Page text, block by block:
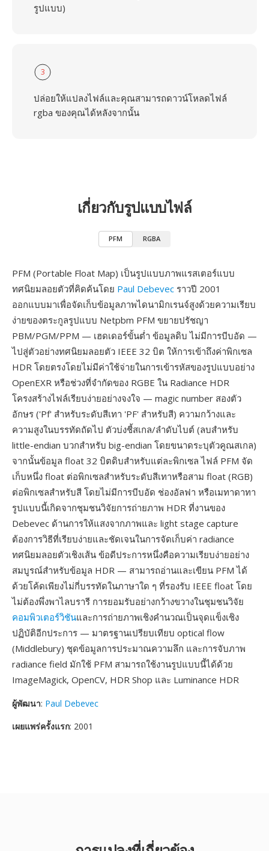
รูปแบบ)
3
ปล่อยให้แปลงไฟล์และคุณสามารถดาวน์โหลดไฟล์
rgba ของคุณได้หลังจากนั้น
เกี่ยวกับรูปแบบไฟล์
PFM RGBA
PFM (Portable Float Map) เป็นรูปแบบภาพแรสเตอร์แบบ
ทศนิยมลอยตัวที่คิดค้นโดย Paul Debevec ราวปี 2001
ออกแบบมาเพื่อจัดเก็บข้อมูลภาพไดนามิกเรนจ์สูงด้วยความเรียบ
ง่ายของตระกูลรูปแบบ Netpbm PFM ขยายปรัชญา
PBM/PGM/PPM — เฮดเดอร์ขั้นต่ำ ข้อมูลดิบ ไม่มีการบีบอัด —
ไปสู่ตัวอย่างทศนิยมลอยตัว IEEE 32 บิต ให้การเข้าถึงค่าพิกเซล
HDR โดยตรงโดยไม่มีค่าใช้จ่ายในการเข้ารหัสของรูปแบบอย่าง
OpenEXR หรือช่วงที่จำกัดของ RGBE ใน Radiance HDR
โครงสร้างไฟล์เรียบง่ายอย่างจงใจ — magic number สองตัว
อักษร ('Pf' สำหรับระดับสีเทา 'PF' สำหรับสี) ความกว้างและ
ความสูงในบรรทัดถัดไป ตัวบ่งชี้สเกล/ลำดับไบต์ (ลบสำหรับ
little-endian บวกสำหรับ big-endian โดยขนาดระบุตัวคูณสเกล)
จากนั้นข้อมูล float 32 บิตดิบสำหรับแต่ละพิกเซล ไฟล์ PFM จัด
เก็บหนึ่ง float ต่อพิกเซลสำหรับระดับสีเทาหรือสาม float (RGB)
ต่อพิกเซลสำหรับสี โดยไม่มีการบีบอัด ช่องอัลฟา หรือเมทาดาทา
รูปแบบนี้เกิดจากชุมชนวิจัยการถ่ายภาพ HDR ที่งานของ
Debevec ด้านการให้แสงจากภาพและ light stage capture
ต้องการวิธีที่เรียบง่ายและชัดเจนในการจัดเก็บค่า radiance
ทศนิยมลอยตัวเชิงเส้น ข้อดีประการหนึ่งคือความเรียบง่ายอย่าง
สมบูรณ์สำหรับข้อมูล HDR — สามารถอ่านและเขียน PFM ได้
ด้วยโค้ดเพียงไม่กี่บรรทัดในภาษาใด ๆ ที่รองรับ IEEE float โดย
ไม่ต้องพึ่งพาไลบรารี การยอมรับอย่างกว้างขวางในชุมชนวิจัย
คอมพิวเตอร์วิชันและการถ่ายภาพเชิงคำนวณเป็นจุดแข็งเชิง
ปฏิบัติอีกประการ — มาตรฐานเปรียบเทียบ optical flow
(Middlebury) ชุดข้อมูลการประมาณความลึก และการจับภาพ
radiance field มักใช้ PFM สามารถใช้งานรูปแบบนี้ได้ด้วย
ImageMagick, OpenCV, HDR Shop และ Luminance HDR
ผู้พัฒนา: Paul Debevec
เผยแพร่ครั้งแรก: 2001